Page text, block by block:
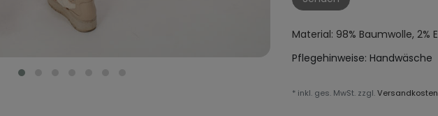
Material: 98% Baumwolle, 2%
Pflegehinweise: Handwäsche
* inkl. ges. MwSt. zzgl.Versandkosten